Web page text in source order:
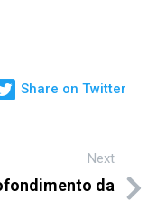
Share on Twitter
Next
da